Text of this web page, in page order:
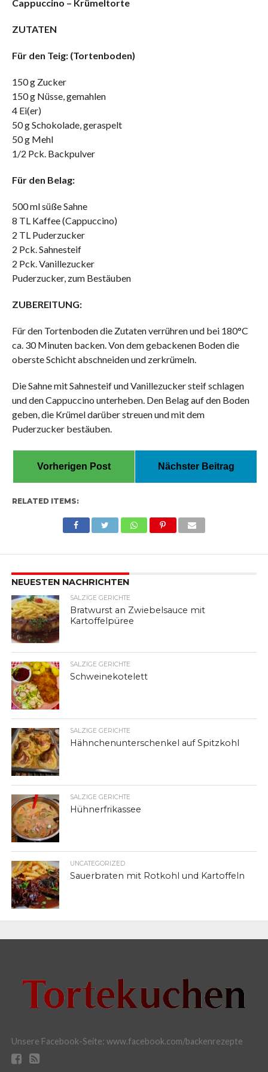
Cappuccino – Krümeltorte
ZUTATEN
Für den Teig: (Tortenboden)
150 g Zucker
150 g Nüsse, gemahlen
4 Ei(er)
50 g Schokolade, geraspelt
50 g Mehl
1/2 Pck. Backpulver
Für den Belag:
500 ml süße Sahne
8 TL Kaffee (Cappuccino)
2 TL Puderzucker
2 Pck. Sahnesteif
2 Pck. Vanillezucker
Puderzucker, zum Bestäuben
ZUBEREITUNG:
Für den Tortenboden die Zutaten verrühren und bei 180°C
ca. 30 Minuten backen. Von dem gebackenen Boden die
oberste Schicht abschneiden und zerkrümeln.
Die Sahne mit Sahnesteif und Vanillezucker steif schlagen
und den Cappuccino unterheben. Den Belag auf den Boden
geben, die Krümel darüber streuen und mit dem
Puderzucker bestäuben.
Vorherigen Post Nächster Beitrag
RELATED ITEMS:
NEUESTEN NACHRICHTEN
SALZIGE GERICHTE
Bratwurst an Zwiebelsauce mit
Kartoffelpüree
SALZIGE GERICHTE
Schweinekotelett
SALZIGE GERICHTE
Hähnchenunterschenkel auf Spitzkohl
SALZIGE GERICHTE
Hühnerfrikassee
UNCATEGORIZED
Sauerbraten mit Rotkohl und Kartoffeln
Unsere Facebook-Seite: www.facebook.com/backenrezepte